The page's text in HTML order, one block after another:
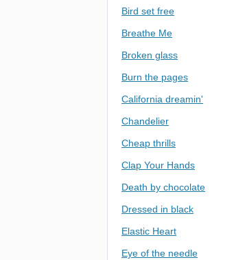
Bird set free
Breathe Me
Broken glass
Burn the pages
California dreamin'
Chandelier
Cheap thrills
Clap Your Hands
Death by chocolate
Dressed in black
Elastic Heart
Eye of the needle